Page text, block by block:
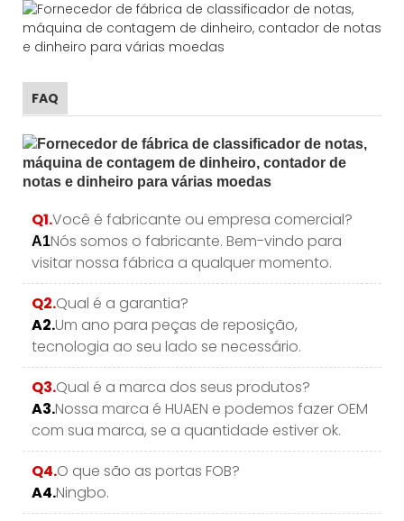
FAQ
Q1.Você é fabricante ou empresa comercial?
A1Nós somos o fabricante. Bem-vindo para
visitar nossa fábrica a qualquer momento.
Q2.Qual é a garantia?
A2.Um ano para peças de reposição,
tecnologia ao seu lado se necessário.
Q3.Qual é a marca dos seus produtos?
A3.Nossa marca é HUAEN e podemos fazer OEM
com sua marca, se a quantidade estiver ok.
Q4.O que são as portas FOB?
A4.Ningbo.